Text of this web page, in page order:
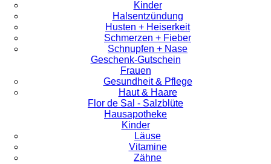
Kinder
Halsentzündung
Husten + Heiserkeit
Schmerzen + Fieber
Schnupfen + Nase
Geschenk-Gutschein
Frauen
Gesundheit & Pflege
Haut & Haare
Flor de Sal - Salzblüte
Hausapotheke
Kinder
Läuse
Vitamine
Zähne